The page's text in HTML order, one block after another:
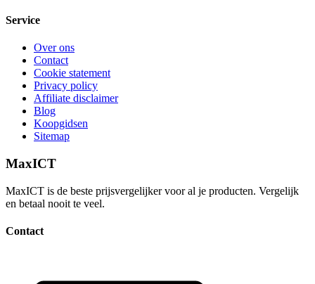
Service
Over ons
Contact
Cookie statement
Privacy policy
Affiliate disclaimer
Blog
Koopgidsen
Sitemap
MaxICT
MaxICT is de beste prijsvergelijker voor al je producten. Vergelijk
en betaal nooit te veel.
Contact